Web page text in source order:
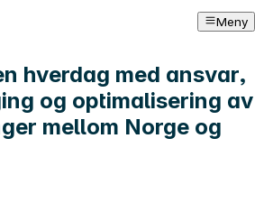
Meny
hverdag med ansvar,
og optimalisering av
mellom Norge og